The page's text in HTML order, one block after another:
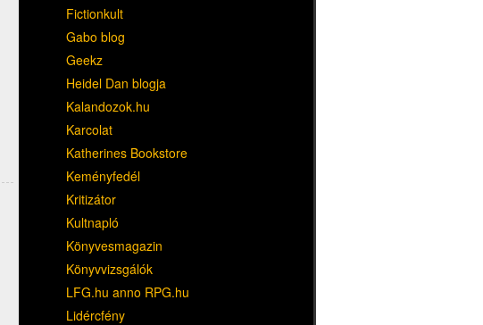
Fictionkult
Gabo blog
Geekz
Heidel Dan blogja
Kalandozok.hu
Karcolat
Katherines Bookstore
Keményfedél
Kritizátor
Kultnapló
Könyvesmagazin
Könyvvizsgálók
LFG.hu anno RPG.hu
Lidércfény